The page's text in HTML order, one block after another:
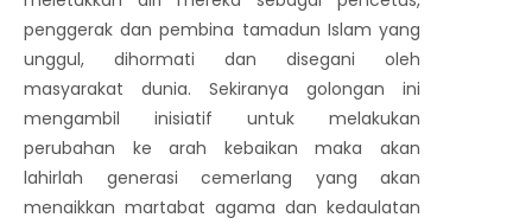
penggerak dan pembina tamadun Islam yang
unggul, dihormati dan disegani oleh
masyarakat dunia. Sekiranya golongan ini
mengambil inisiatif untuk melakukan
perubahan ke arah kebaikan maka akan
lahirlah generasi cemerlang yang akan
menaikkan martabat agama dan kedaulatan